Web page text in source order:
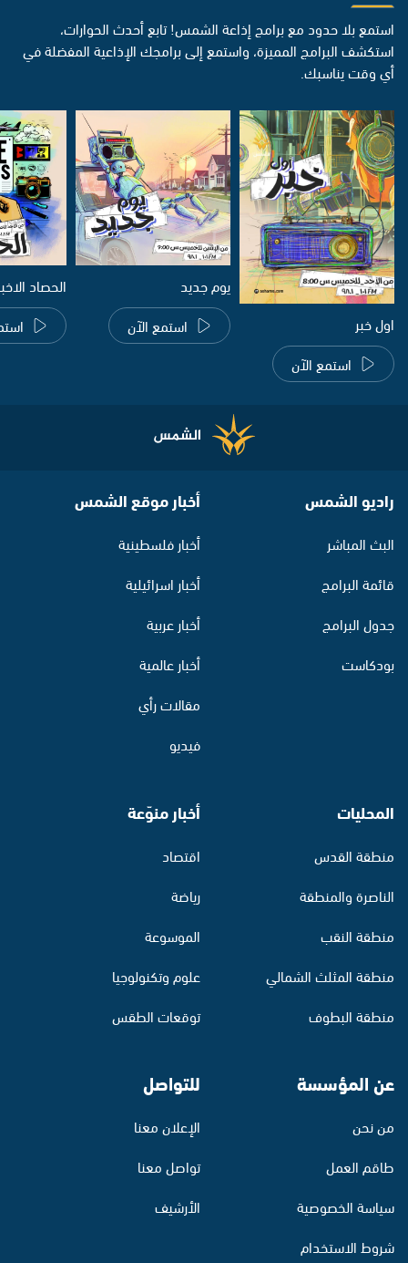
استمع بلا حدود مع برامج إذاعة الشمس! تابع أحدث الحوارات،
استكشف البرامج المميزة، واستمع إلى برامجك الإذاعية المفضلة في
أي وقت يناسبك.
اول خبر
استمع الآن
يوم جديد
استمع الآن
الحصاد
راديو الشمس
البث المباشر
قائمة البرامج
جدول البرامج
بودكاست
أخبار موقع الشمس
أخبار فلسطينية
أخبار اسرائيلية
أخبار عربية
أخبار عالمية
مقالات رأي
فيديو
المحليات
منطقة القدس
الناصرة والمنطقة
منطقة النقب
منطقة المثلث الشمالي
منطقة البطوف
أخبار منوّعة
اقتصاد
رياضة
الموسوعة
علوم وتكنولوجيا
توقعات الطقس
عن المؤسسة
من نحن
طاقم العمل
سياسة الخصوصية
شروط الاستخدام
للتواصل
الإعلان معنا
تواصل معنا
الأرشيف